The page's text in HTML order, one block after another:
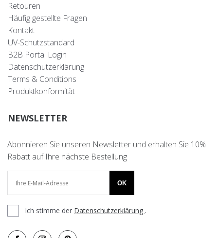
Retouren
Häufig gestellte Fragen
Kontakt
UV-Schutzstandard
B2B Portal Login
Datenschutzerklärung
Terms & Conditions
Produktkonformität
NEWSLETTER
Abonnieren Sie unseren Newsletter und erhalten Sie 10%
Rabatt auf Ihre nächste Bestellung
OK
Ich stimme der Datenschutzerklärung .